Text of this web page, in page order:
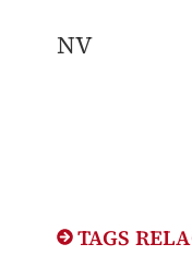
NV
TAGS